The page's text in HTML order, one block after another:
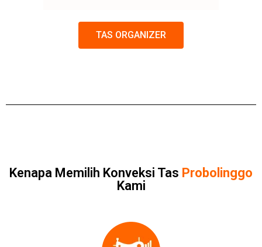
TAS ORGANIZER
Kenapa Memilih Konveksi Tas Probolinggo
Kami